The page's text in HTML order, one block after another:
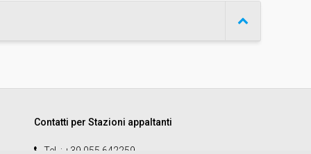
Contatti per Stazioni appaltanti
Tel. : +39 055 642259